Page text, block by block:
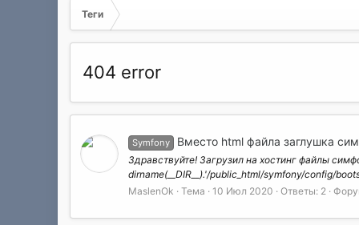
Теги
404 error
Symfony Вместо html файла заглушка
Здравствуйте! Загрузил на хостинг файлы
dirname(__DIR__).'/public_html/symfony/config/
MaslenOk
Тема 10 Июл 2020 Ответы: 2